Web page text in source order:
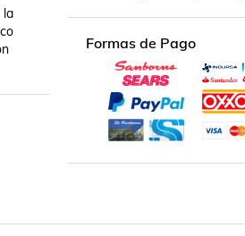
la
Formas de Pago